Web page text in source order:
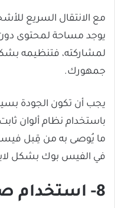
مع الانتقال السريع
يوجد مساحة لمحتوى
لمشاركته، فتنظيمه
جمهورك.
يجب أن تكون الجودة
باستخدام نظام ألوان
ما يُوصى به من قِبل
في الفيس بوك بشكل
8- استخدام